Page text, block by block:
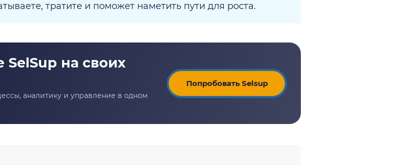
тратите и поможет наметить пути для роста.
Попробовать Selsup